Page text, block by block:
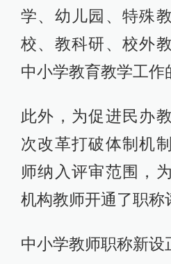
学、幼儿园、特殊
校、教科研、校外
中小学教育教学工作
此外，为促进民办
次改革打破体制机
师纳入评审范围，
机构教师开通了职称
中小学教师职称新设